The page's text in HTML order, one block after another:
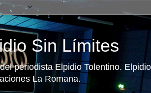
Sin Límites
periodista Elpidio Tolentino.
La Romana.